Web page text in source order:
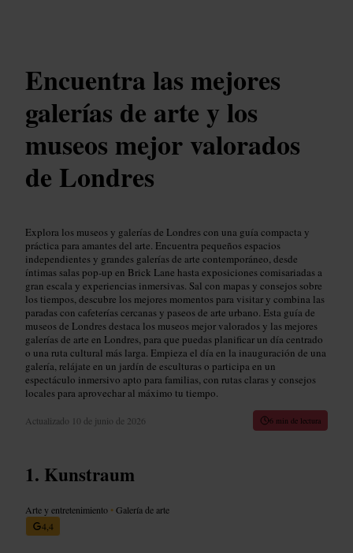
Encuentra las mejores
galerías de arte y los
museos mejor valorados
de Londres
Explora los museos y galerías de Londres con una guía compacta y
práctica para amantes del arte. Encuentra pequeños espacios
independientes y grandes galerías de arte contemporáneo, desde
íntimas salas pop-up en Brick Lane hasta exposiciones comisariadas a
gran escala y experiencias inmersivas. Sal con mapas y consejos sobre
los tiempos, descubre los mejores momentos para visitar y combina las
paradas con cafeterías cercanas y paseos de arte urbano. Esta guía de
museos de Londres destaca los museos mejor valorados y las mejores
galerías de arte en Londres, para que puedas planificar un día centrado
o una ruta cultural más larga. Empieza el día en la inauguración de una
galería, relájate en un jardín de esculturas o participa en un
espectáculo inmersivo apto para familias, con rutas claras y consejos
locales para aprovechar al máximo tu tiempo.
Actualizado 10 de junio de 2026 6 min de lectura
Kunstraum
Arte y entretenimiento •Galería de arte
4,4